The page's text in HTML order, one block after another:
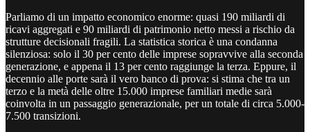
Parliamo di un impatto economico enorme: quasi 190 miliardi di
ricavi aggregati e 90 miliardi di patrimonio netto messi a rischio da
strutture decisionali fragili. La statistica storica è una condanna
silenziosa: solo il 30 per cento delle imprese sopravvive alla seconda
generazione, e appena il 13 per cento raggiunge la terza. Eppure, il
decennio alle porte sarà il vero banco di prova: si stima che tra un
terzo e la metà delle oltre 15.000 imprese familiari medie sarà
coinvolta in un passaggio generazionale, per un totale di circa 5.000-
7.500 transizioni.